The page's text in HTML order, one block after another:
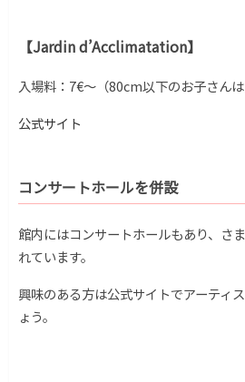
【Jardin d’Acclimatation】
入場料：7€〜（80cm以下のお子さんは
公式サイト
コンサートホールを併設
館内にはコンサートホールもあり、さ
れています。
興味のある方は公式サイトでアーティ
ょう。